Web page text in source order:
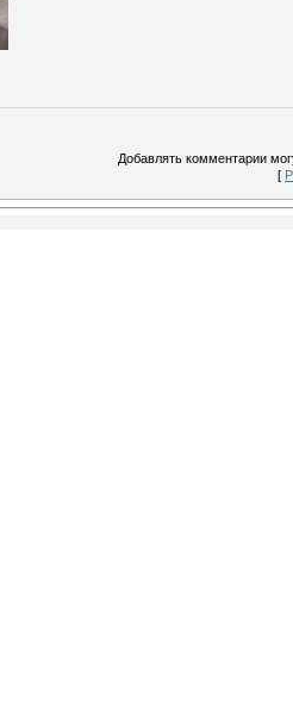
Добавлять комментарии
[